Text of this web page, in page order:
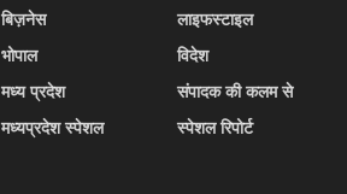
बिज़नेस
भोपाल
मध्य प्रदेश
मध्यप्रदेश स्पेशल
लाइफस्टाइल
विदेश
संपादक की कलम से
स्पेशल रिपोर्ट